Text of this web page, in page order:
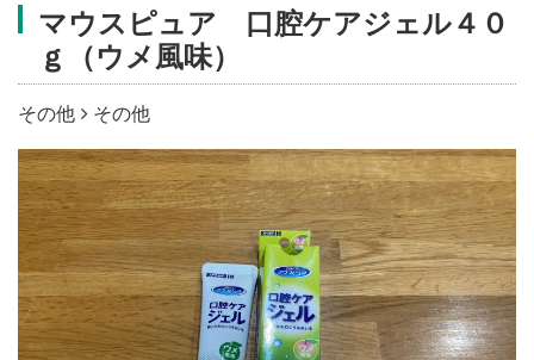
アクセス
マウスピュア 口腔ケアジェル４０
ｇ（ウメ風味）
その他 その他